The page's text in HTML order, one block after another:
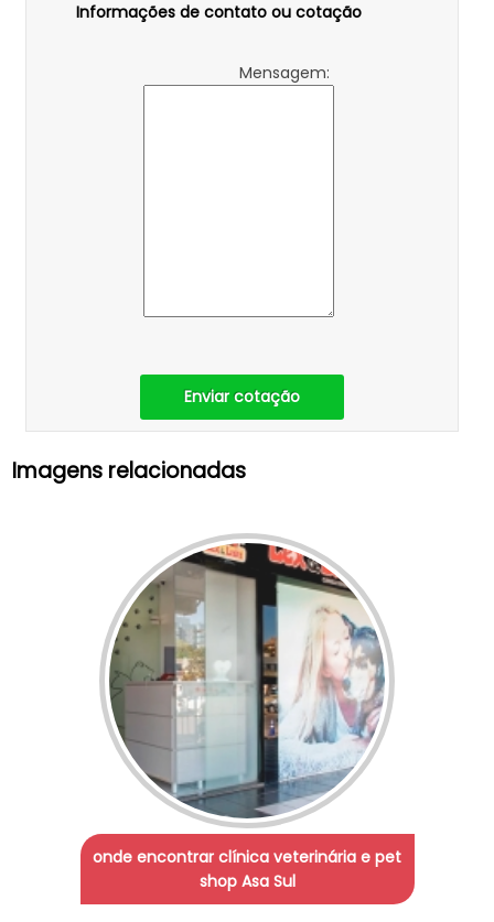
Informações de contato ou cotação
Mensagem:
Enviar cotação
Imagens relacionadas
onde encontrar clínica veterinária e pet
shop Asa Sul